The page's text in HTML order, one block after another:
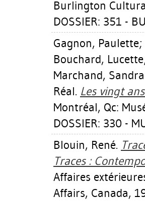
Burlington
DOSSIER: 351 -
Gagnon, Paulette;
Bouchard, Lucette
Marchand, Sandra
Réal. Les vingt
Montréal, Qc:
DOSSIER: 330 -
Blouin, René.
Traces :
Affaires
Affairs, Canada,